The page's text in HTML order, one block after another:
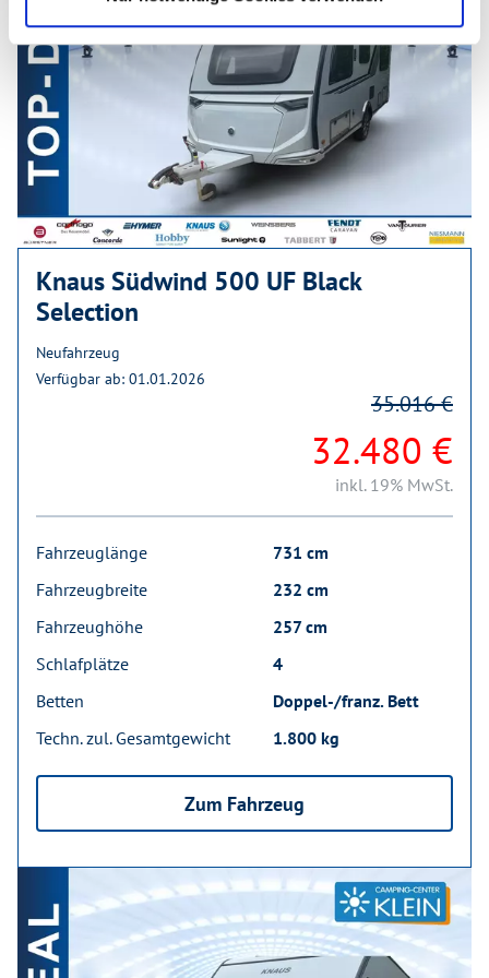
Knaus Südwind 500 UF Black
Selection
Neufahrzeug
Verfügbar ab: 01.01.2026
32.480 €
35.016 €
inkl. 19% MwSt.
Fahrzeuglänge
731 cm
Fahrzeugbreite
232 cm
Fahrzeughöhe
257 cm
Schlafplätze
4
Betten
Doppel-/franz. Bett
Techn. zul. Gesamtgewicht
1.800 kg
Zum Fahrzeug